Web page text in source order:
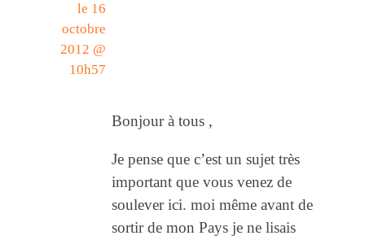
le 16
octobre
2012 @
10h57
Bonjour à tous ,
Je pense que c’est un sujet très
important que vous venez de
soulever ici. moi même avant de
sortir de mon Pays je ne lisais